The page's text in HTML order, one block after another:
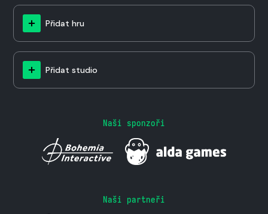
Přidat hru
Přidat studio
Naši sponzoři
Naši partneři